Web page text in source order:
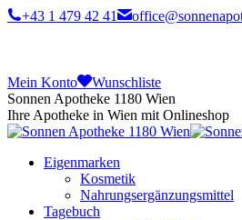
+43 1 479 42 41
Mein Konto
Wunschliste
Sonnen Apotheke 1180 Wien
Ihre Apotheke in Wien mit Onlineshop
Eigenmarken
Kosmetik
Nahrungsergänzungsmittel
Tagebuch